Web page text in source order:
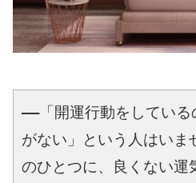
――「開運行動をしてい
がない」という人はいま
のひとつに、良くない運